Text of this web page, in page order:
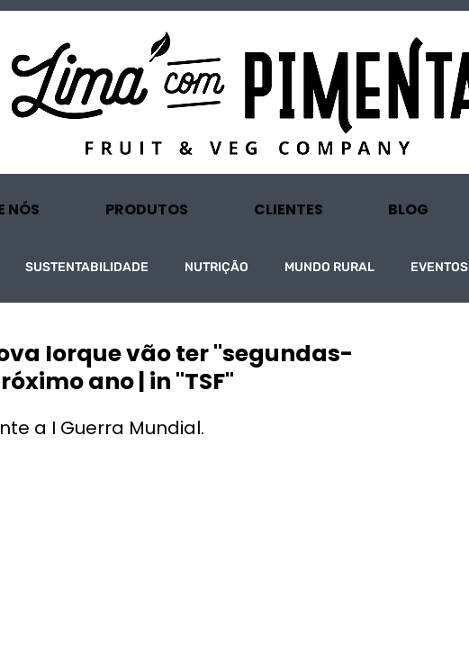
NÓS PRODUTOS CLIENTES BLOG
SUSTENTABILIDADE NUTRIÇÃO MUNDO RURAL EVENTOS
Iorque vão ter "segundas-
ano | in "TSF"
a I Guerra Mundial.